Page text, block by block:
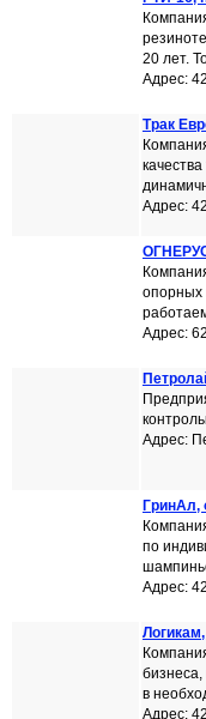
20 лет.
Адрес:
Трак
Адрес:
опорных
Адрес:
Адрес:
ГринАл,
по
Адрес:
в
Адрес: